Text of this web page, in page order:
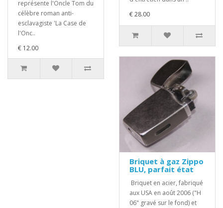
représente l'Oncle Tom du
célèbre roman anti-
esclavagiste 'La Case de
l'Onc..
€ 12.00
€ 28.00
Briquet à gaz Zippo
BLU, parfait état
Briquet en acier, fabriqué
aux USA en août 2006 ("H
06" gravé sur le fond) et